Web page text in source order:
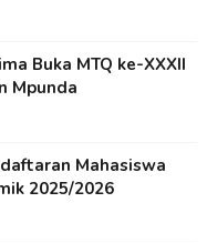
Buka MTQ ke-XXXII
Mpunda
Mahasiswa
2025/2026